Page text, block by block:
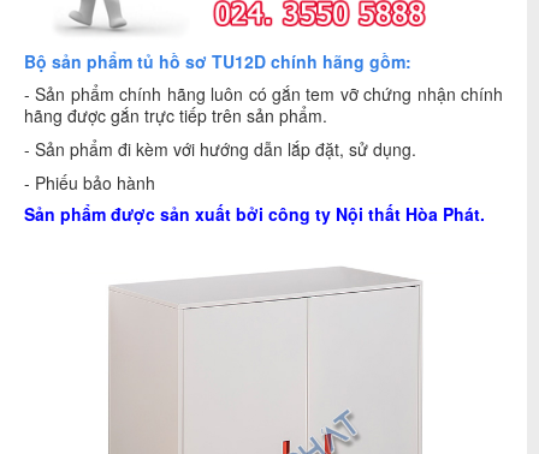
Bộ sản phẩm tủ hồ sơ TU12D chính hãng gồm:
- Sản phẩm chính hãng luôn có gắn tem vỡ chứng nhận chính
hãng được gắn trực tiếp trên sản phẩm.
- Sản phẩm đi kèm với hướng dẫn lắp đặt, sử dụng.
- Phiếu bảo hành
Sản phẩm được sản xuất bởi công ty Nội thất Hòa Phát.